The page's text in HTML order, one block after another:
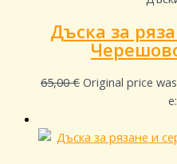
Дъска за
65,00€ Original price